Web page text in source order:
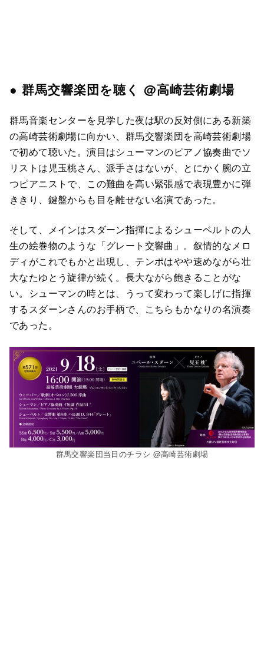
● 群馬交響楽団を聴く @高崎芸術劇場
群馬音楽センターを見学した夜は駅の反対側にある新築
の高崎芸術劇場に向かい、群馬交響楽団を高崎芸術劇場
で初めて聴いた。演目はシューマンのピアノ協奏曲でソ
リストは児玉桃さん、派手さはないが、とにかく腕の立
つピアニストで、この難曲を高い緊張感で表現豊かに弾
ききり、鍵盤からも目を離せない名演であった。
そして、メインはスダーン指揮によるシューベルトの人
生の絵巻物のような「グレート交響曲」。叙情的なメロ
ディがこれでもかと出現し、テンポはやや速めながら壮
大なたゆとう旋律が続く。長大ながら飽きることがな
い。シューマンの時とは、うって変わって楽しげに指揮
するスダーンさんのお手柄で、こちらもかなりの名演奏
であった。
群馬交響楽団当日のチラシ @高崎芸術劇場